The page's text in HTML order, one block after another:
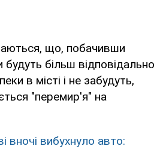
що, побачивши
будуть більш відповідально
в місті і не забудуть,
"перемир'я" на
вночі вибухнуло авто: